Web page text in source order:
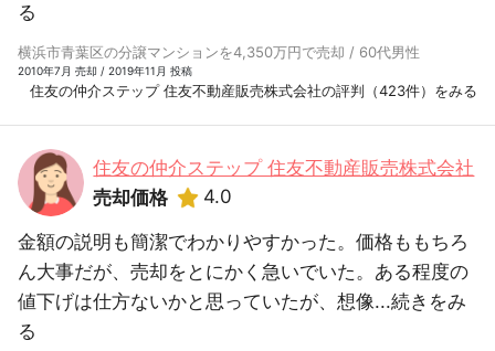
る
横浜市青葉区の分譲マンションを4,350万円で売却 / 60代男性
2010年7月 売却 / 2019年11月 投稿
住友の仲介ステップ 住友不動産販売株式会社の評判（423件）をみる
住友の仲介ステップ 住友不動産販売株式会社
売却価格
4.0
金額の説明も簡潔でわかりやすかった。価格ももちろ
ん大事だが、売却をとにかく急いでいた。ある程度の
値下げは仕方ないかと思っていたが、想像...続きをみ
る